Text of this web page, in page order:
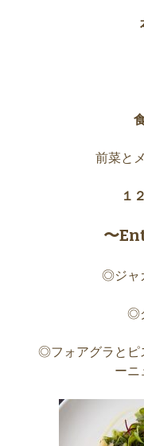
前菜と
１
〜
◎ジャ
◎
◎フォアグラとピ
ーニ